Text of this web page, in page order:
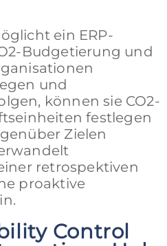
ein ERP-
Budgetierung und
und
können sie CO2-
festlegen
Zielen
retrospektiven
proaktive
Control